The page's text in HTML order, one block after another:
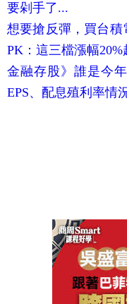
要剁手了...
想要搶反彈，買台積
PK：這三檔漲幅20%
金融存股》誰是今
EPS、配息殖利率情